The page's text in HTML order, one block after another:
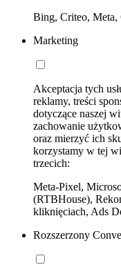
Bing, Criteo,
Marketing
Akceptacja tych
reklamy, treści
dotyczące naszej
zachowanie
oraz mierzyć ich
korzystamy w tej
trzecich:
Meta-Pixel,
(RTBHouse),
kliknięciach, Ads
Rozszerzony